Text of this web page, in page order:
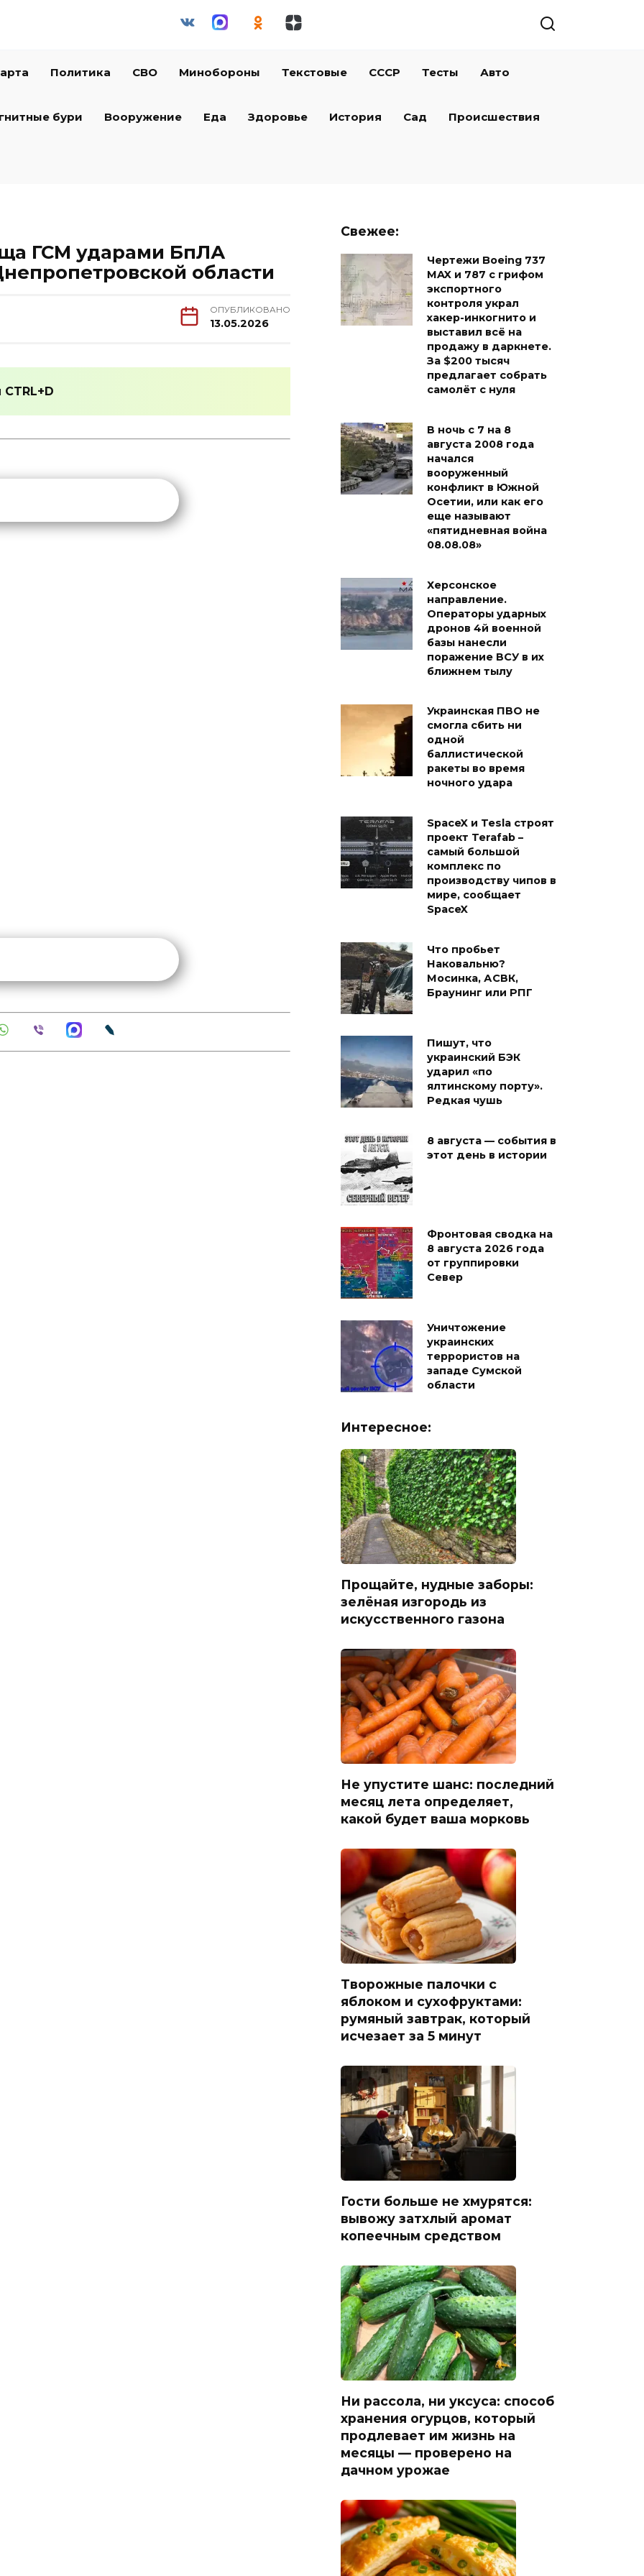
Политика СВО Минобороны Текстовые СССР Тесты Авто
бури Вооружение Еда Здоровье История Сад Происшествия
ГСМ ударами БпЛА
области
ОПУБЛИКОВАНО
13.05.2026
CTRL+D
Свежее:
Чертежи Boeing 737
MAX и 787 с грифом
экспортного
контроля украл
хакер-инкогнито и
выставил всё на
продажу в даркнете.
За $200 тысяч
предлагает собрать
самолёт с нуля
В ночь с 7 на 8
августа 2008 года
начался
вооруженный
конфликт в Южной
Осетии, или как его
еще называют
«пятидневная война
08.08.08»
Херсонское
направление.
Операторы ударных
дронов 4й военной
базы нанесли
поражение ВСУ в их
ближнем тылу
Украинская ПВО не
смогла сбить ни
одной
баллистической
ракеты во время
ночного удара
SpaceX и Tesla строят
проект Terafab –
самый большой
комплекс по
производству чипов в
мире, сообщает
SpaceX
Что пробьет
Наковальню?
Мосинка, АСВК,
Браунинг или РПГ
Пишут, что
украинский БЭК
ударил «по
ялтинскому порту».
Редкая чушь
8 августа — события в
этот день в истории
Фронтовая сводка на
8 августа 2026 года
от группировки
Север
Уничтожение
украинских
террористов на
западе Сумской
области
Интересное:
Прощайте, нудные заборы:
зелёная изгородь из
искусственного газона
Не упустите шанс: последний
месяц лета определяет,
какой будет ваша морковь
Творожные палочки с
яблоком и сухофруктами:
румяный завтрак, который
исчезает за 5 минут
Гости больше не хмурятся:
вывожу затхлый аромат
копеечным средством
Ни рассола, ни уксуса: способ
хранения огурцов, который
продлевает им жизнь на
месяцы — проверено на
дачном урожае